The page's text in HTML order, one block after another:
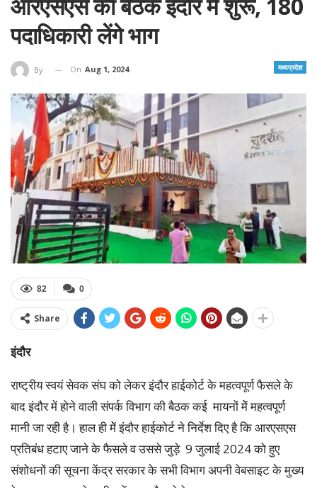
पदाधिकारी लेंगे भाग
मध्यप्रदेश
By On Aug 1, 2024
0
82
Share
इंदौर
राष्ट्रीय स्वयं सेवक संघ को लेकर इंदौर हाईकोर्ट के महत्वपूर्ण फैसले के
बाद इंदौर में होने वाली संपर्क विभाग की बैठक कई मायनों मेें महत्वपूर्ण
मानी जा रही है। हाल ही मेें इंदौर हाईकोर्ट ने निर्देश दिए है कि आरएसएस
प्रतिबंध हटाए जाने के फैसले व उससे जुड़े 9 जुलाई 2024 को हुए
संशोधनों की सूचना केंद्र सरकार के सभी विभाग अपनी वेबसाइट के मुख्य